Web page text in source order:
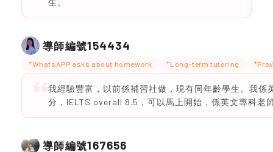
生。
導師編號154434
*WhatsAPP asks about homework *Long-term tutoring
我經驗豐富，以前係補習社做，現有同年齡學生。我係
分，IELTS overall 8.5，可以馬上開始，係英文專科老
導師編號167656